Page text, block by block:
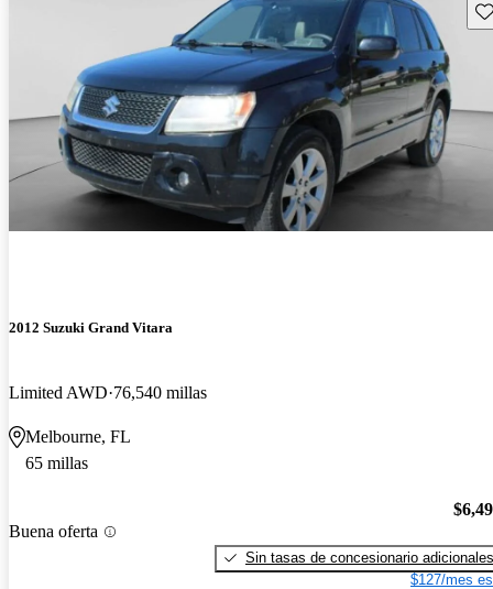
2012 Suzuki Grand Vitara
Limited AWD 76,540 millas
Melbourne, FL
65 millas
Buena oferta
Sin tasas de concesionario adicionales
$127/mes